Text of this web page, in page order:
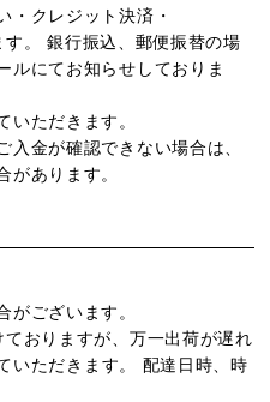
・クレジット決済・
。 銀行振込、郵便振替の場
ルにてお知らせしておりま
いただきます。
入金が確認できない場合は、
があります。
がございます。
おりますが、万一出荷が遅れ
いただきます。 配達日時、時